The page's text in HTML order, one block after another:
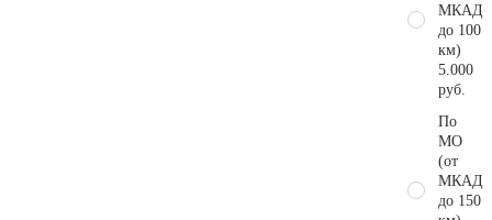
МКАД
до 100
км)
5.000
руб.
По
МО
(от
МКАД
до 150